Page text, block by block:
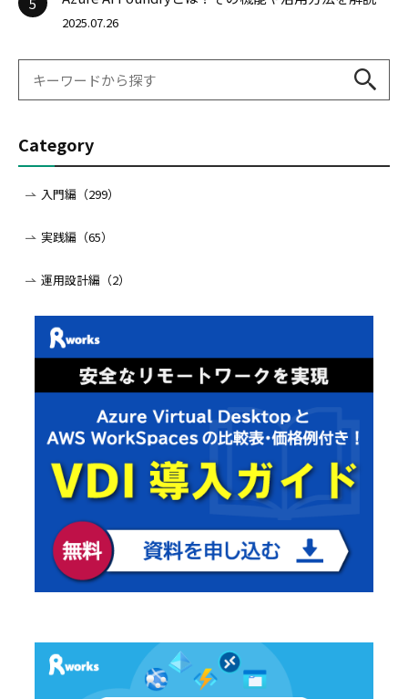
2025.07.26
Category
入門編（299）
実践編（65）
運用設計編（2）